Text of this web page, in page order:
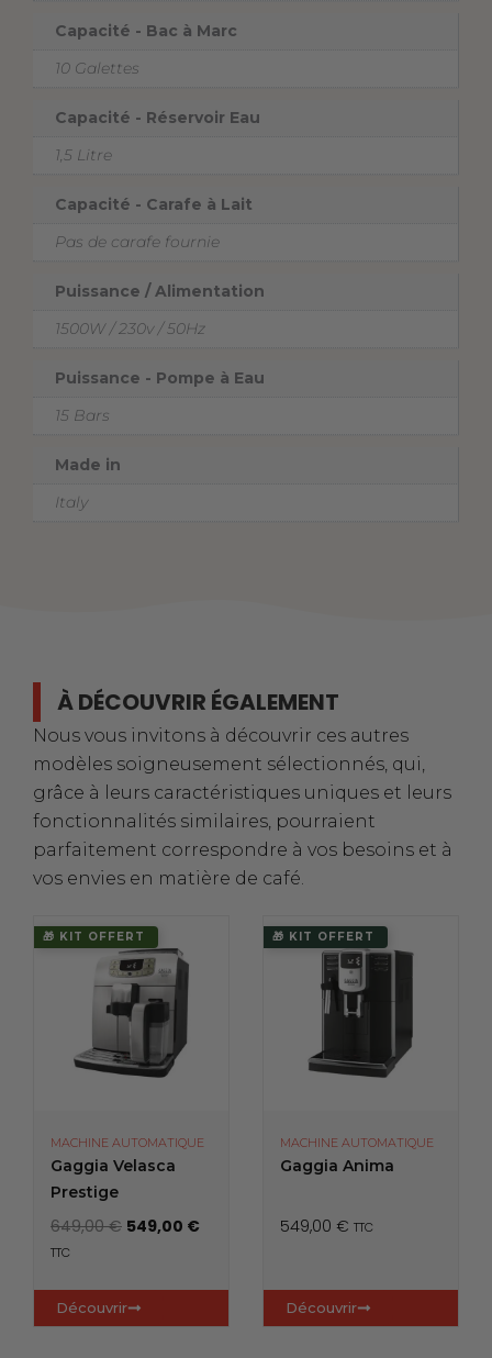
Capacité - Bac à Marc
10 Galettes
Capacité - Réservoir Eau
1,5 Litre
Capacité - Carafe à Lait
Pas de carafe fournie
Puissance / Alimentation
1500W / 230v / 50Hz
Puissance - Pompe à Eau
15 Bars
Made in
Italy
À DÉCOUVRIR ÉGALEMENT
Nous vous invitons à découvrir ces autres
modèles soigneusement sélectionnés, qui,
grâce à leurs caractéristiques uniques et leurs
fonctionnalités similaires, pourraient
parfaitement correspondre à vos besoins et à
vos envies en matière de café.
🎁 KIT OFFERT
MACHINE AUTOMATIQUE
Gaggia Velasca
Prestige
649,00€ L
r
i
549,00 €
i
TTC
Découvrir
🎁 KIT OFFERT
MACHINE AUTOMATIQUE
Gaggia Anima
549,00 € TTC
Découvrir